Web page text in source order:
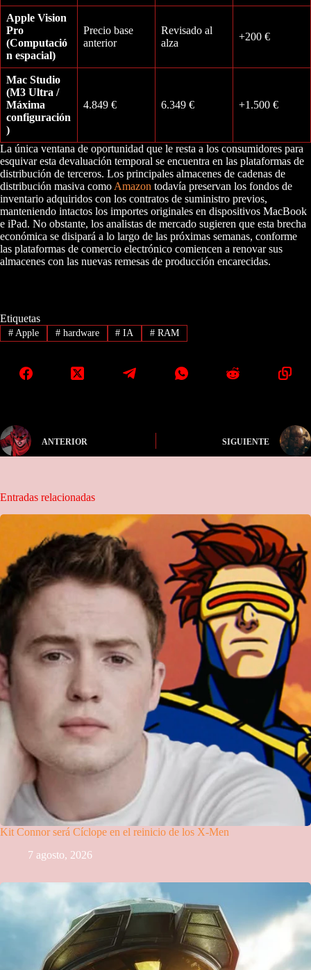
Apple Vision
Pro
(Computació
n espacial)
Precio base
anterior
Revisado al
alza
+200 €
Mac Studio
(M3 Ultra /
Máxima
configuración
)
4.849 € 6.349 € +1.500 €
La única ventana de oportunidad que le resta a los consumidores para
esquivar esta devaluación temporal se encuentra en las plataformas de
distribución de terceros. Los principales almacenes de cadenas de
distribución masiva como Amazon todavía preservan los fondos de
inventario adquiridos con los contratos de suministro previos,
manteniendo intactos los importes originales en dispositivos MacBook
e iPad. No obstante, los analistas de mercado sugieren que esta brecha
económica se disipará a lo largo de las próximas semanas, conforme
las plataformas de comercio electrónico comiencen a renovar sus
almacenes con las nuevas remesas de producción encarecidas.
Etiquetas
#Apple #hardware # IA # RAM
ANTERIOR SIGUIENTE
Entradas relacionadas
Kit Connor será Cíclope en el reinicio de los X-Men
7 agosto, 2026